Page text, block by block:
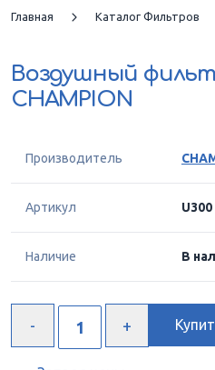
Главная Каталог Фильтров
Воздушный
CHAMPION
Производитель
Артикул U300
Наличие В